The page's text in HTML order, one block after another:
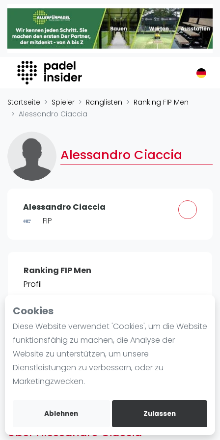
Cookies
Diese Website verwendet 'Cookies', um die Website
funktionsfähig zu machen, die Analyse der
Website zu unterstützen, um unsere
Dienstleistungen zu verbessern, oder zu
Marketingzwecken.
Ablehnen Zulassen
Padel Insider
Home
Organisationen
Buchungssysteme
Padel-Shops
Padel-Marken
Verschiedenes
Veranstaltungen
Turniere
Playtomic
Frauen
FIP Männer
Blog
Die Geschichte von Padel
Regeln und Punktzählung
Padel Schläge
Video
Startseite Spieler Ranglisten
Ranking FIP Men
Alessandro Ciaccia
Alessandro Ciaccia
Alessandro Ciaccia
FIP
Ranking FIP Men
Profil
POSITIE
#1339 7
Bist duAlessandro Ciaccia
Kostenloses Konto erstellen
Über Alessandro Ciaccia